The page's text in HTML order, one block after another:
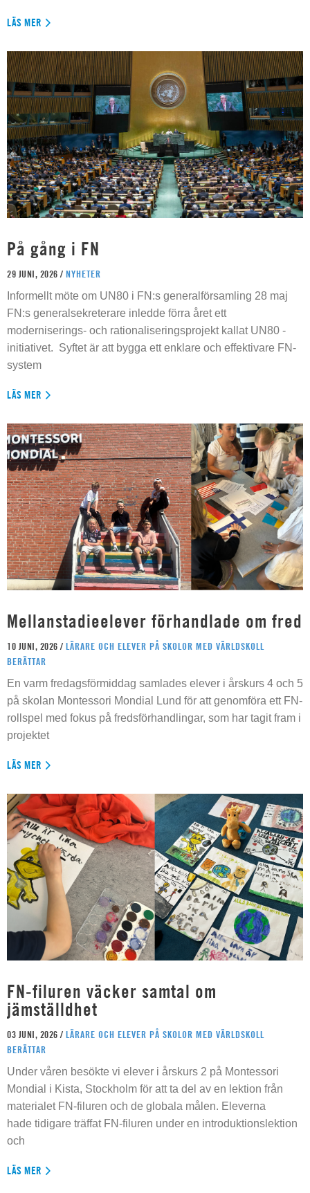
LÄS MER
På gång i FN
29 JUNI, 2026 / NYHETER
Informellt möte om UN80 i FN:s generalförsamling 28 maj
FN:s generalsekreterare inledde förra året ett
moderniserings- och rationaliseringsprojekt kallat UN80 -
initiativet. Syftet är att bygga ett enklare och effektivare FN-
system
LÄS MER
Mellanstadieelever förhandlade om fred
10 JUNI, 2026 / LÄRARE OCH ELEVER PÅ SKOLOR MED VÄRLDSKOLL
BERÄTTAR
En varm fredagsförmiddag samlades elever i årskurs 4 och 5
på skolan Montessori Mondial Lund för att genomföra ett FN-
rollspel med fokus på fredsförhandlingar, som har tagit fram i
projektet
LÄS MER
FN-filuren väcker samtal om
jämställdhet
03 JUNI, 2026 / LÄRARE OCH ELEVER PÅ SKOLOR MED VÄRLDSKOLL
BERÄTTAR
Under våren besökte vi elever i årskurs 2 på Montessori
Mondial i Kista, Stockholm för att ta del av en lektion från
materialet FN-filuren och de globala målen. Eleverna
hade tidigare träffat FN-filuren under en introduktionslektion
och
LÄS MER